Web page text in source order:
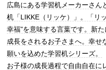
広島にある学習机メーカーさん
机「LIKKE（リッケ）」。「リ
幸福"を意味する言葉です。新
成長をされるお子さまへ。幸せ
願いを込めた学習机シリーズ。
お子様の成長過程で自由自在に